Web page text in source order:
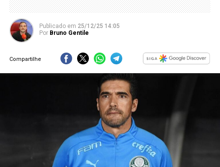
Publicado em 25/12/25 14:05
Por Bruno Gentile
Compartilhe